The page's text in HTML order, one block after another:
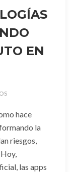
EN
hace
la
riesgos,
las apps